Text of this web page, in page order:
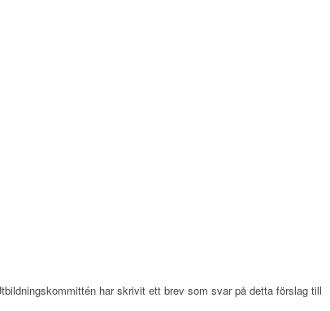
har skrivit ett brev som svar på detta förslag till